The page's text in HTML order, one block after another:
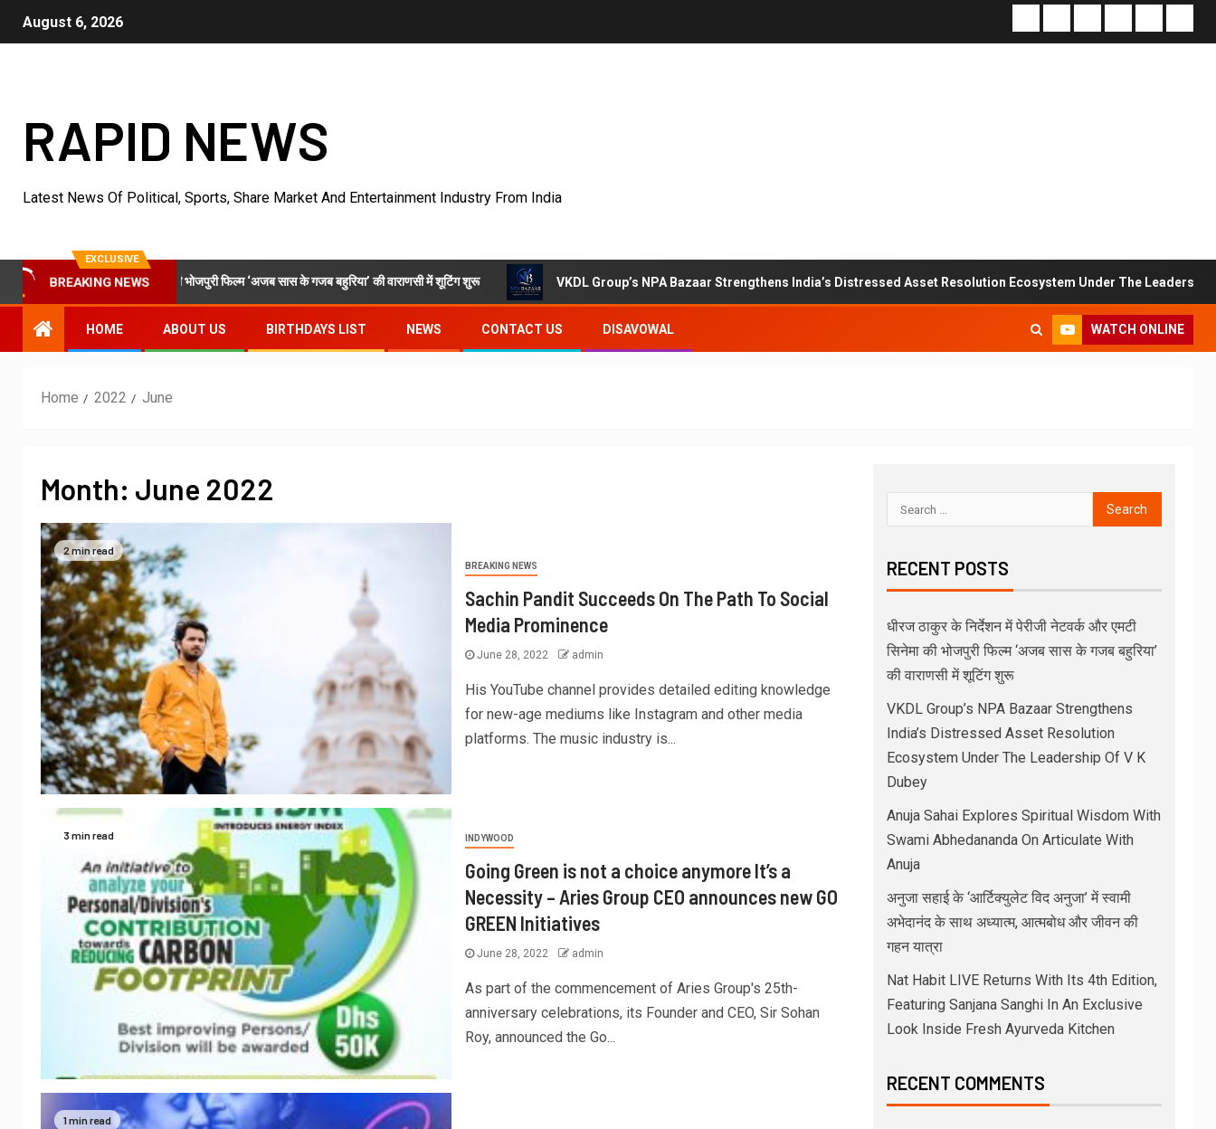
August 6, 2026
RAPID NEWS
Latest News Of Political, Sports, Share Market And Entertainment Industry From India
EXCLUSIVE
BREAKING NEWS
सिनेमा की भोजपुरी फिल्म ‘अजब सास के गजब बहुरिया’ की वाराणसी में शूटिंग शुरू VKDL Group’s NPA Bazaar Strengthens India’s Distressed Asset Resolution Ecosystem Under The Leadership Of V K Dubey
HOME ABOUT US BIRTHDAYS LIST NEWS CONTACT US DISAVOWAL WATCH ONLINE
Home 2022 June
Month: June 2022
2 min read
BREAKING NEWS
Sachin Pandit Succeeds On The Path To Social
Media Prominence
June 28, 2022 admin
His YouTube channel provides detailed editing knowledge
for new-age mediums like Instagram and other media
platforms. The music industry is...
3 min read INDYWOOD
Going Green is not a choice anymore It’s a
Necessity – Aries Group CEO announces new GO
GREEN Initiatives
June 28, 2022 admin
As part of the commencement of Aries Group's 25th-
anniversary celebrations, its Founder and CEO, Sir Sohan
Roy, announced the Go...
1 min read
RECENT POSTS
धीरज ठाकुर के निर्देशन में पेरीजी नेटवर्क और एमटी
सिनेमा की भोजपुरी फिल्म ‘अजब सास के गजब बहुरिया’
की वाराणसी में शूटिंग शुरू
VKDL Group’s NPA Bazaar Strengthens
India’s Distressed Asset Resolution
Ecosystem Under The Leadership Of V K
Dubey
Anuja Sahai Explores Spiritual Wisdom With
Swami Abhedananda On Articulate With
Anuja
अनुजा सहाई के ‘आर्टिक्युलेट विद अनुजा’ में स्वामी
अभेदानंद के साथ अध्यात्म, आत्मबोध और जीवन की
गहन यात्रा
Nat Habit LIVE Returns With Its 4th Edition,
Featuring Sanjana Sanghi In An Exclusive
Look Inside Fresh Ayurveda Kitchen
RECENT COMMENTS